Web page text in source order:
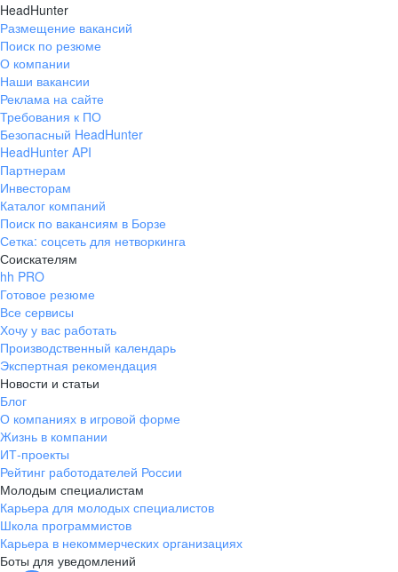
HeadHunter
Размещение вакансий
Поиск по резюме
О компании
Наши вакансии
Реклама на сайте
Требования к ПО
Безопасный HeadHunter
HeadHunter API
Партнерам
Инвесторам
Каталог компаний
Поиск по вакансиям в Борзе
Сетка: соцсеть для нетворкинга
Соискателям
hh PRO
Готовое резюме
Все сервисы
Хочу у вас работать
Производственный календарь
Экспертная рекомендация
Новости и статьи
Блог
О компаниях в игровой форме
Жизнь в компании
ИТ-проекты
Рейтинг работодателей России
Молодым специалистам
Карьера для молодых специалистов
Школа программистов
Карьера в некоммерческих организациях
Боты для уведомлений